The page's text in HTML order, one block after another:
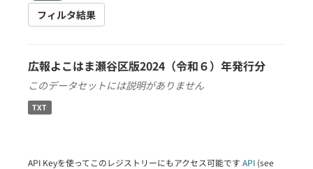
フィルタ結果
広報よこはま瀬谷区版2024（令和６）年発行分
このデータセットには説明がありません
TXT
API Keyを使ってこのレジストリーにもアクセス可能です API (see